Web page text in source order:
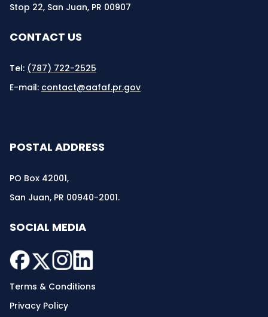
Stop 22, San Juan, PR 00907
CONTACT US
Tel: (787) 722-2525
E-mail: contact@aafaf.pr.gov
POSTAL ADDRESS
PO Box 42001,
San Juan, PR 00940-2001.
SOCIAL MEDIA
Terms & Conditions
Privacy Policy